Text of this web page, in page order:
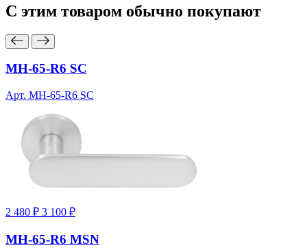
С этим товаром обычно покупают
MH-65-R6 SC
Арт. MH-65-R6 SC
2 480 ₽ 3 100 ₽
MH-65-R6 MSN